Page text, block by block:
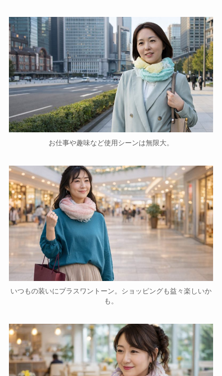
お仕事や趣味など使用シーンは無限大。
いつもの装いにプラスワントーン。ショッピングも益々楽しいか
も。